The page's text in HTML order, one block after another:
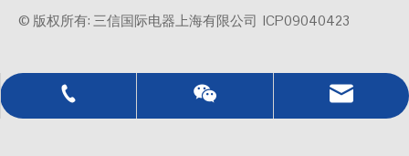
0086 - 21 - 5021 7777
sales@sassin.com
© 版权所有: 三信国际电器上海有限公司 ICP09040423